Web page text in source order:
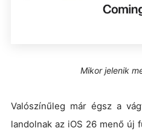
Mikor jelenik
Valószínűleg már égsz a
landolnak az iOS 26 menő új